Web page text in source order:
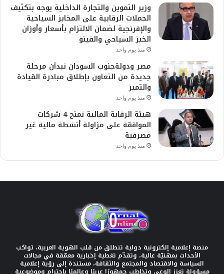
وزير التموين والتجارة الداخلية يوجه بتكثيف
الحملات الرقابية على المخابز السياحية
والإفرنجية لضمان الالتزام بأسعار وأوزان
الخبز السياحي والفينو
منذ يوم واحد
مصر ودولةجنوب السودان تبدآن مرحلة
جديدة من التعاون بإطلاق مبادرة القيادة
والتميز
منذ يوم واحد
هيئة الرقابة المالية تمنح 4 شركات
الموافقة على مزاولة أنشطة مالية غير
مصرفية
منذ يوم واحد
منصة إعلامية إلكترونية دولية تنطلق من قلب الهوية العربية، تواكب
الأحداث بمهنيّة عالية، وتقدّم تغطية إخبارية معمّقة في مجالات
السياسة والاقتصاد والمجتمع والثقافة، مستندة إلى رؤية إعلامية
مسؤولة تعزز الوعي وتخاطب جمهورًا عربيًا وعالميًا باحترام وموضوعية